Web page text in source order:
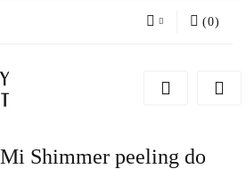
Zarejestruj się
(0)
Shimmer peeling do